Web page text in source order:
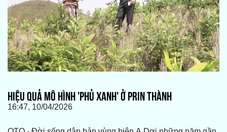
HIỆU QUẢ MÔ HÌNH 'PHỦ XANH' Ở PRIN THÀNH
16:47, 10/04/2026